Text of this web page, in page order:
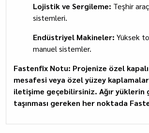
Lojistik ve Sergileme: Teşhir
sistemleri.
Endüstriyel Makineler: Yüksek
manuel sistemler.
Fastenfix Notu: Projenize özel kapalı
mesafesi veya özel yüzey
iletişime geçebilirsiniz. Ağır yüklerin
taşınması gereken her noktada